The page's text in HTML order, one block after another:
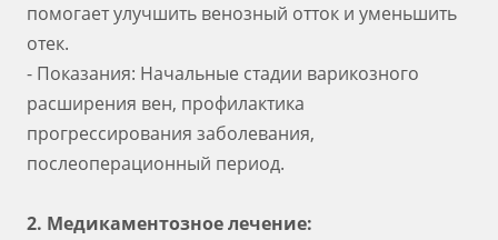
помогает улучшить венозный отток и уменьшить
отек.
- Показания: Начальные стадии варикозного
расширения вен, профилактика
прогрессирования заболевания,
послеоперационный период.
2. Медикаментозное лечение: